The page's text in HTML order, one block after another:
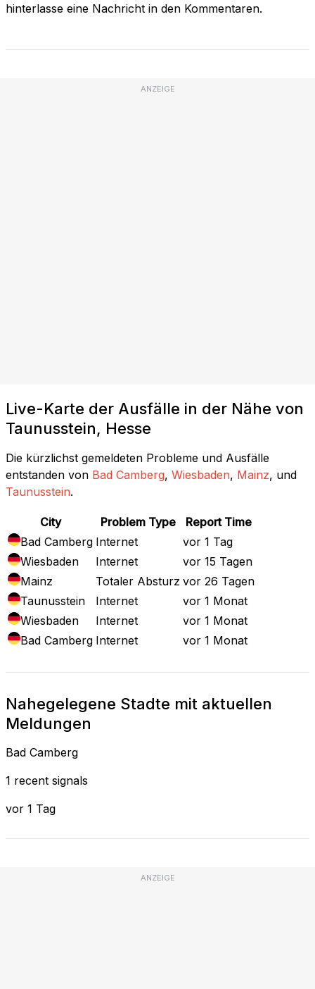
hinterlasse eine Nachricht in den Kommentaren.
ANZEIGE
Live-Karte der Ausfälle in der Nähe von
Taunusstein, Hesse
Die kürzlichst gemeldeten Probleme und Ausfälle
entstanden von Bad Camberg, Wiesbaden, Mainz, und
Taunusstein.
City Problem Type
Report Time
Bad Camberg Internet
vor 1 Tag
Wiesbaden
Internet
vor 15 Tagen
Mainz
Totaler Absturz vor 26 Tagen
Taunusstein
Internet
vor 1 Monat
Wiesbaden
Internet
vor 1 Monat
Bad Camberg Internet vor 1 Monat
Nahegelegene Stadte mit aktuellen
Meldungen
Bad Camberg
1 recent signals
vor 1 Tag
ANZEIGE